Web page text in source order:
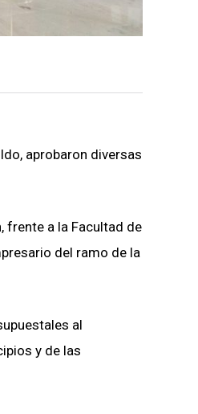
aprobaron diversas
frente a la Facultad de
del ramo de la
al
y de las